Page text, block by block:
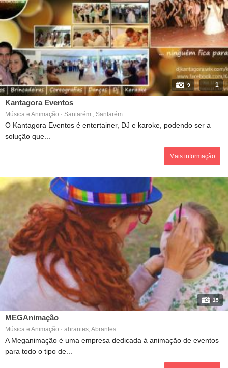
9 1
Kantagora Eventos
Música e Animação · Santarém , Santarém
O Kantagora Eventos é entertainer, DJ e karoke, podendo ser a
solução que...
Mais informação
15
MEGAnimação
Música e Animação · abrantes, Abrantes
A Meganimação é uma empresa dedicada à animação de eventos
para todo o tipo de...